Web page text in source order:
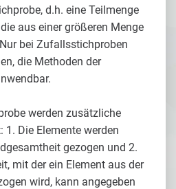
d.h. eine Teilmenge
aus einer größeren Menge
bei Zufallsstichproben
die Methoden der
werden zusätzliche
1. Die Elemente werden
gezogen und 2.
mit der ein Element aus der
wird, kann angegeben